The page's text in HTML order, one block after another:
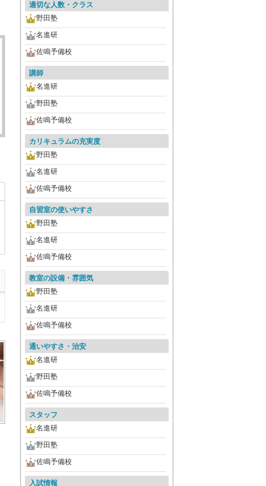
適切な人数・クラス
野田塾
名進研
佐鳴予備校
講師
名進研
野田塾
佐鳴予備校
カリキュラムの充実度
野田塾
名進研
佐鳴予備校
自習室の使いやすさ
野田塾
名進研
佐鳴予備校
教室の設備・雰囲気
野田塾
名進研
佐鳴予備校
通いやすさ・治安
名進研
野田塾
佐鳴予備校
スタッフ
名進研
野田塾
佐鳴予備校
入試情報